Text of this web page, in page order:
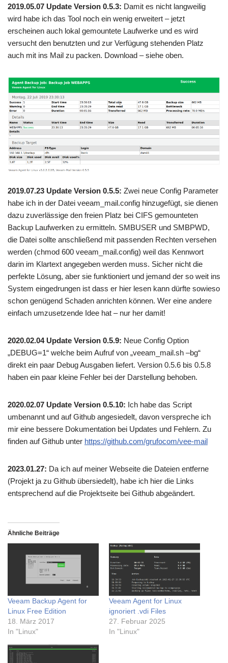
2019.05.07 Update Version 0.5.3: Damit es nicht langweilig
wird habe ich das Tool noch ein wenig erweitert – jetzt
erscheinen auch lokal gemountete Laufwerke und es wird
versucht den benutzten und zur Verfügung stehenden Platz
auch mit ins Mail zu packen. Download – siehe oben.
2019.07.23 Update Version 0.5.5: Zwei neue Config Parameter
habe ich in der Datei veeam_mail.config hinzugefügt, sie dienen
dazu zuverlässige den freien Platz bei CIFS gemounteten
Backup Laufwerken zu ermitteln. SMBUSER und SMBPWD,
die Datei sollte anschließend mit passenden Rechten versehen
werden (chmod 600 veeam_mail.config) weil das Kennwort
darin im Klartext angegeben werden muss. Sicher nicht die
perfekte Lösung, aber sie funktioniert und jemand der so weit ins
System eingedrungen ist dass er hier lesen kann dürfte sowieso
schon genügend Schaden anrichten können. Wer eine andere
einfach umzusetzende Idee hat – nur her damit!
2020.02.04 Update Version 0.5.9: Neue Config Option
„DEBUG=1“ welche beim Aufruf von „veeam_mail.sh –bg“
direkt ein paar Debug Ausgaben liefert. Version 0.5.6 bis 0.5.8
haben ein paar kleine Fehler bei der Darstellung behoben.
2020.02.07 Update Version 0.5.10: Ich habe das Script
umbenannt und auf Github angesiedelt, davon verspreche ich
mir eine bessere Dokumentation bei Updates und Fehlern. Zu
finden auf Github unter https://github.com/grufocom/vee-mail
2023.01.27: Da ich auf meiner Webseite die Dateien entferne
(Projekt ja zu Github übersiedelt), habe ich hier die Links
entsprechend auf die Projektseite bei Github abgeändert.
Ähnliche Beiträge
Veeam Backup Agent for
Linux Free Edition
18. März 2017
In "Linux"
Veeam Agent for Linux
ignoriert .vdi Files
27. Februar 2025
In "Linux"